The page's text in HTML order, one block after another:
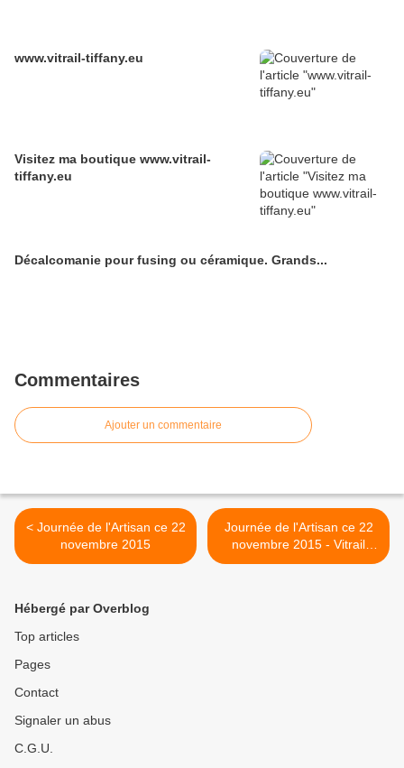
www.vitrail-tiffany.eu
Visitez ma boutique www.vitrail-
tiffany.eu
Décalcomanie pour fusing ou céramique. Grands...
Commentaires
Ajouter un commentaire
< Journée de l'Artisan ce 22
novembre 2015
Journée de l'Artisan ce 22
novembre 2015 - Vitrail
Tiffany >
Hébergé par Overblog
Top articles
Pages
Contact
Signaler un abus
C.G.U.